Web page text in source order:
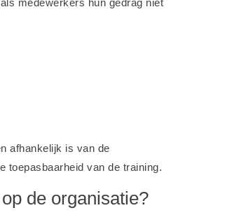
medewerkers hun gedrag niet
afhankelijk is van de
toepasbaarheid van de training.
de organisatie?